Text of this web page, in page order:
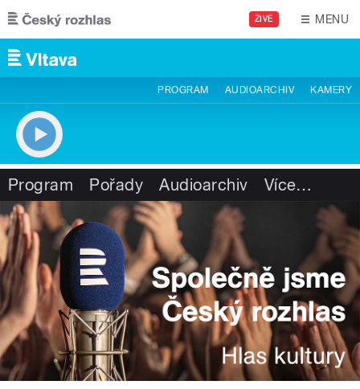
Přejít k hlavnímu obsahu
ŽIVĚ MENU
PROGRAM AUDIOARCHIV KAMERY
Program Pořady Audioarchiv Více…